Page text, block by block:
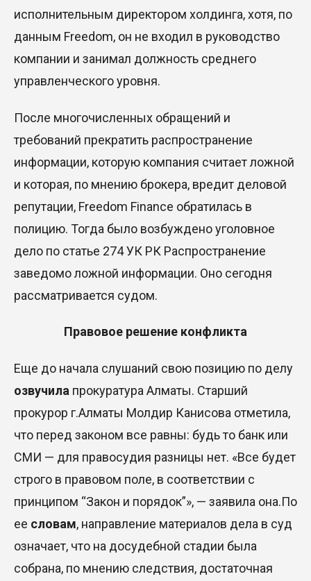
исполнительным директором холдинга, хотя, по
данным Freedom, он не входил в руководство
компании и занимал должность среднего
управленческого уровня.
После многочисленных обращений и
требований прекратить распространение
информации, которую компания считает ложной
и которая, по мнению брокера, вредит деловой
репутации, Freedom Finance обратилась в
полицию. Тогда было возбуждено уголовное
дело по статье 274 УК РК Распространение
заведомо ложной информации. Оно сегодня
рассматривается судом.
Правовое решение конфликта
Еще до начала слушаний свою позицию по делу
озвучила прокуратура Алматы. Старший
прокурор г.Алматы Молдир Канисова отметила,
что перед законом все равны: будь то банк или
СМИ — для правосудия разницы нет. «Все будет
строго в правовом поле, в соответствии с
принципом “Закон и порядок”», — заявила она.По
ее словам, направление материалов дела в суд
означает, что на досудебной стадии была
собрана, по мнению следствия, достаточная